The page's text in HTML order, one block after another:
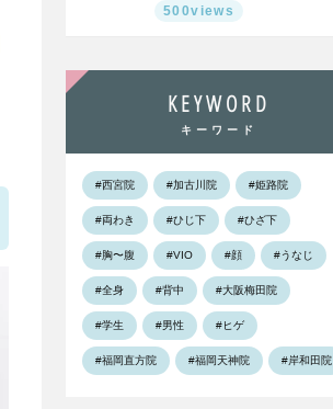
500views
KEYWORD
キーワード
#西宮院 #加古川院 #姫路院
#両わき #ひじ下 #ひざ下
#胸〜腹 #VIO #顔 #うなじ
#全身 #背中 #大阪梅田院
#学生 #男性 #ヒゲ
#福岡直方院 #福岡天神院 #岸和田院